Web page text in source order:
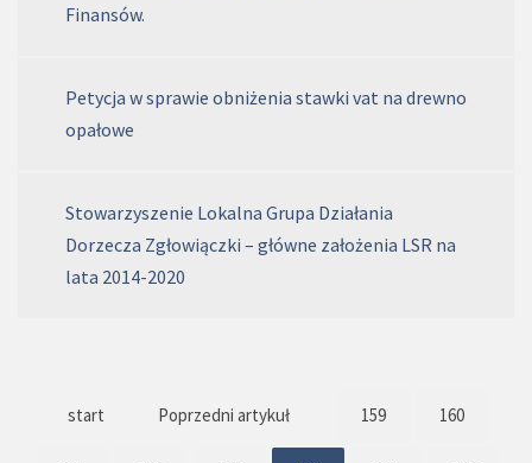
Finansów.
Petycja w sprawie obniżenia stawki vat na drewno
opałowe
Stowarzyszenie Lokalna Grupa Działania
Dorzecza Zgłowiączki – główne założenia LSR na
lata 2014-2020
start Poprzedni artykuł 159 160